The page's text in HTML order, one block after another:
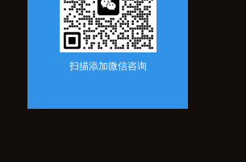
扫描添加微信咨询